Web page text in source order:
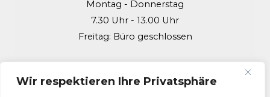
Wir respektieren Ihre Privatsphäre
Montag - Donnerstag
7.30 Uhr - 13.00 Uhr
Freitag: Büro geschlossen